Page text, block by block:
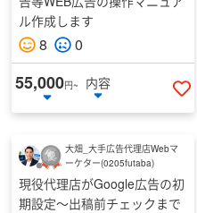
ル作成します
8 0
55,000円~
内容
い
大畑_大手広告代理店Webマ
ーケター(0205futaba)
現役代理店がGoogle広告の初
期設定〜出稿前チェックまで